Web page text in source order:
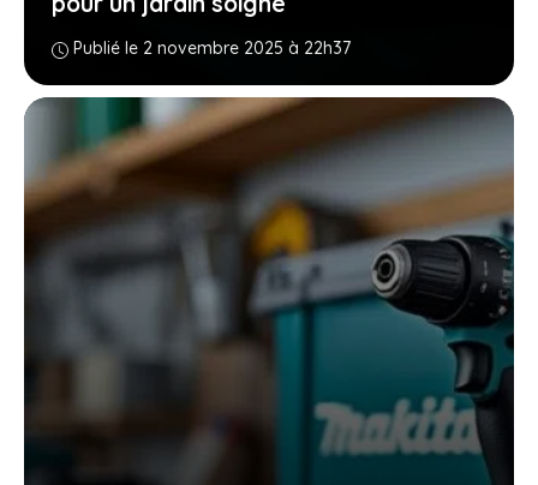
Publié le 2 novembre 2025 à 22h37